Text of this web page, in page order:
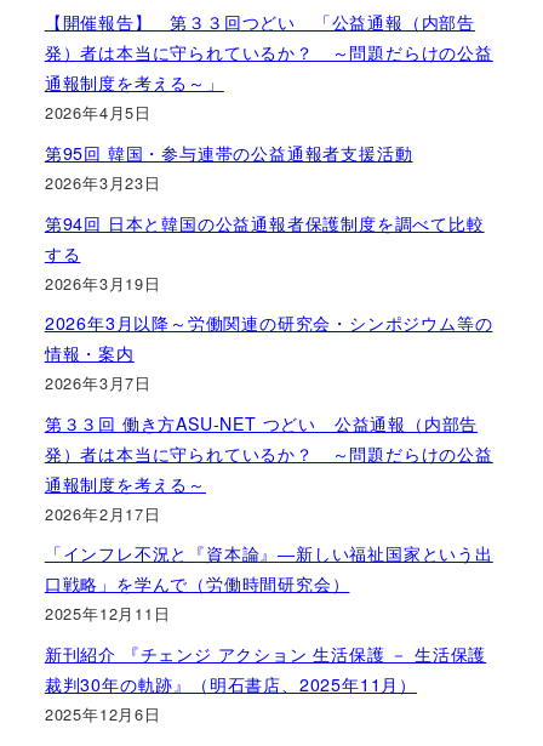
【開催報告】 第３３回つどい 「公益通報（内部告
発）者は本当に守られているか？ ～問題だらけの公益
通報制度を考える～」
2026年4月5日
第95回 韓国・参与連帯の公益通報者支援活動
2026年3月23日
第94回 日本と韓国の公益通報者保護制度を調べて比較
する
2026年3月19日
2026年3月以降～労働関連の研究会・シンポジウム等の
情報・案内
2026年3月7日
第３３回 働き方ASU-NET つどい 公益通報（内部告
発）者は本当に守られているか？ ～問題だらけの公益
通報制度を考える～
2026年2月17日
「インフレ不況と『資本論』―新しい福祉国家という出
口戦略」を学んで（労働時間研究会）
2025年12月11日
新刊紹介 『チェンジ アクション 生活保護 － 生活保護
裁判30年の軌跡』（明石書店、2025年11月）
2025年12月6日